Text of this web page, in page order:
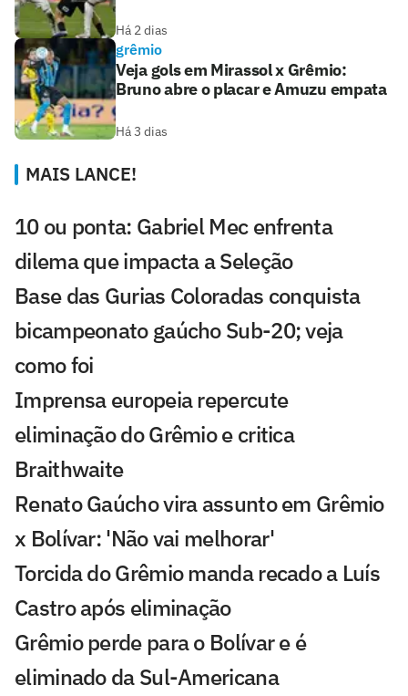
Há 2 dias
grêmio
Veja gols em Mirassol x Grêmio:
Bruno abre o placar e Amuzu empata
Há 3 dias
MAIS LANCE!
10 ou ponta: Gabriel Mec enfrenta
dilema que impacta a Seleção
Base das Gurias Coloradas conquista
bicampeonato gaúcho Sub-20; veja
como foi
Imprensa europeia repercute
eliminação do Grêmio e critica
Braithwaite
Renato Gaúcho vira assunto em Grêmio
x Bolívar: 'Não vai melhorar'
Torcida do Grêmio manda recado a Luís
Castro após eliminação
Grêmio perde para o Bolívar e é
eliminado da Sul-Americana